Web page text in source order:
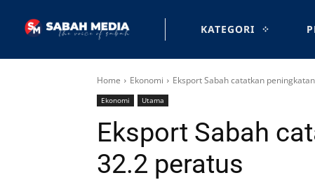
KATEGORI
Home Ekonomi Eksport Sabah catatkan
Ekonomi Utama
Eksport Sabah
32.2 peratus